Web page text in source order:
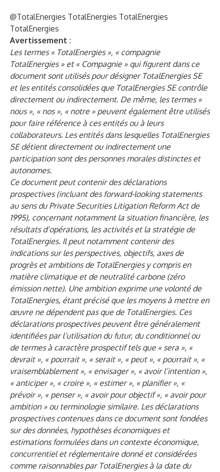
@TotalEnergies TotalEnergies TotalEnergies
TotalEnergies
Avertissement :
Les termes « TotalEnergies », « compagnie
TotalEnergies » et « Compagnie » qui figurent dans ce
document sont utilisés pour désigner TotalEnergies SE
et les entités consolidées que TotalEnergies SE contrôle
directement ou indirectement. De même, les termes «
nous », « nos », « notre » peuvent également être utilisés
pour faire référence à ces entités ou à leurs
collaborateurs. Les entités dans lesquelles TotalEnergies
SE détient directement ou indirectement une
participation sont des personnes morales distinctes et
autonomes.
Ce document peut contenir des déclarations
prospectives (incluant des forward-looking statements
au sens du Private Securities Litigation Reform Act de
1995), concernant notamment la situation financière, les
résultats d’opérations, les activités et la stratégie de
TotalEnergies. Il peut notamment contenir des
indications sur les perspectives, objectifs, axes de
progrès et ambitions de TotalEnergies y compris en
matière climatique et de neutralité carbone (zéro
émission nette). Une ambition exprime une volonté de
TotalEnergies, étant précisé que les moyens à mettre en
œuvre ne dépendent pas que de TotalEnergies. Ces
déclarations prospectives peuvent être généralement
identifiées par l’utilisation du futur, du conditionnel ou
de termes à caractère prospectif tels que « sera », «
devrait », « pourrait », « serait », « peut », « pourrait », «
vraisemblablement », « envisager », « avoir l’intention »,
« anticiper », « croire », « estimer », « planifier », «
prévoir », « penser », « avoir pour objectif », « avoir pour
ambition » ou terminologie similaire. Les déclarations
prospectives contenues dans ce document sont fondées
sur des données, hypothèses économiques et
estimations formulées dans un contexte économique,
concurrentiel et réglementaire donné et considérées
comme raisonnables par TotalEnergies à la date du